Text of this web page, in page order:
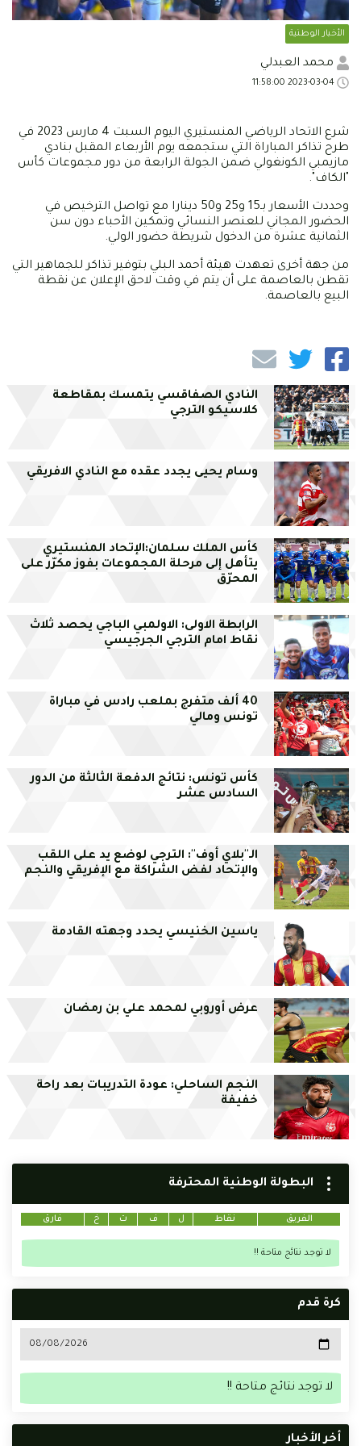
الأخبار الوطنية
محمد العبدلي
شرع الاتحاد الرياضي المنستيري اليوم السبت 4 مارس 2023 في
طرح تذاكر المباراة التي ستجمعه يوم الأربعاء المقبل بنادي
مازيمبي الكونغولي ضمن الجولة الرابعة من دور مجموعات كأس
"الكاف".
وحددت الأسعار بـ15 و25 و50 دينارا مع تواصل الترخيص في
الحضور المجاني للعنصر النسائي وتمكين الأحباء دون سن
الثمانية عشرة من الدخول شريطة حضور الولي.
من جهة أخرى تعهدت هيئة أحمد البلي بتوفير تذاكر للجماهير التي
تقطن بالعاصمة على أن يتم في وقت لاحق الإعلان عن نقطة
البيع بالعاصمة.
النادي الصفاقسي يتمسك بمقاطعة
كلاسيكو الترجي
وسام يحيى يجدد عقده مع النادي الافريقي
كأس الملك سلمان:الإتحاد المنستيري
يتأهل إلى مرحلة المجموعات بفوز مكرّر على
المحرّق
الرابطة الاولى: الاولمبي الباجي يحصد ثلاث
نقاط امام الترجي الجرجيسي
40 ألف متفرج بملعب رادس في مباراة
تونس ومالي
كأس تونس: نتائج الدفعة الثالثة من الدور
السادس عشر
الـ''بلاي أوف'': الترجي لوضع يد على اللقب
والإتحاد لفض الشراكة مع الإفريقي والنجم
ياسين الخنيسي يحدد وجهته القادمة
عرض أوروبي لمحمد علي بن رمضان
النجم الساحلي: عودة التدريبات بعد راحة
خفيفة
البطولة الوطنية المحترفة
الفريق نقاط ل ف ت خ فارق
لا توجد نتائج متاحة !!
كرة قدم
لا توجد نتائج متاحة !!
أخر الأخبار